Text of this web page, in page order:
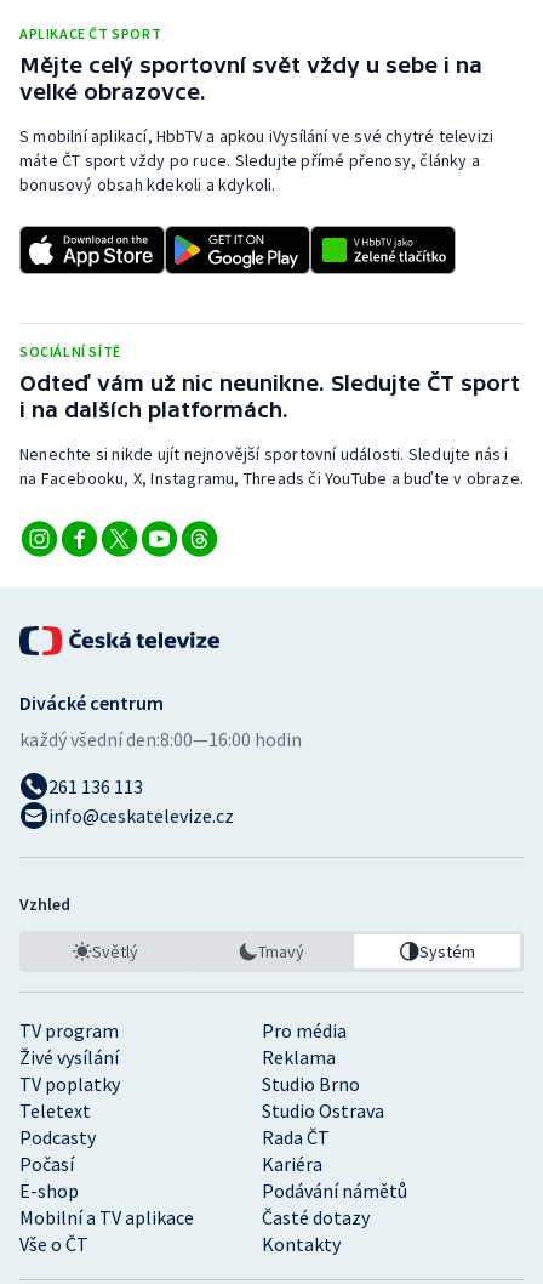
APLIKACE ČT SPORT
Mějte celý sportovní svět vždy u sebe i na
velké obrazovce.
S mobilní aplikací, HbbTV a apkou iVysílání ve své chytré televizi
máte ČT sport vždy po ruce. Sledujte přímé přenosy, články a
bonusový obsah kdekoli a kdykoli.
SOCIÁLNÍ SÍTĚ
Odteď vám už nic neunikne. Sledujte ČT sport
i na dalších platformách.
Nenechte si nikde ujít nejnovější sportovní události. Sledujte nás i
na Facebooku, X, Instagramu, Threads či YouTube a buďte v obraze.
TV program
Pro média
Živé vysílání
Reklama
TV poplatky
Studio Brno
Teletext
Studio Ostrava
Podcasty
Rada ČT
Počasí
Kariéra
E-shop
Podávání námětů
Mobilní a TV aplikace
Časté dotazy
Vše o ČT
Kontakty
Divácké centrum
každý všední den:8:00—16:00 hodin
261 136 113
info@ceskatelevize.cz
Vzhled
Světlý Tmavý Systém